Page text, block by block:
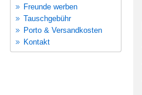
Freunde werben
Tauschgebühr
Porto & Versandkosten
Kontakt